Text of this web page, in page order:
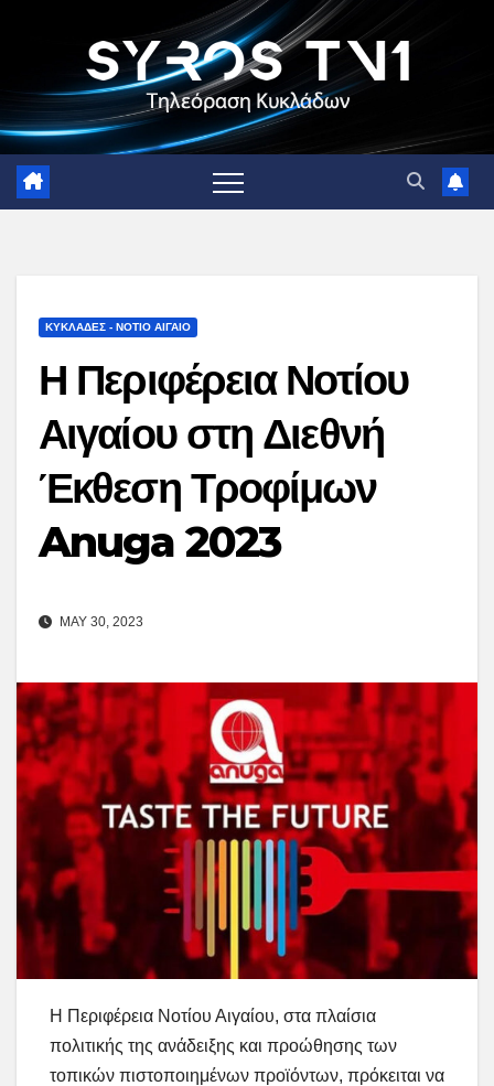
ΚΥΚΛΑΔΕΣ - ΝΟΤΙΟ ΑΙΓΑΙΟ
Η Περιφέρεια Νοτίου
Αιγαίου στη Διεθνή
Έκθεση Τροφίμων
Anuga 2023
MAY 30, 2023
Η Περιφέρεια Νοτίου Αιγαίου, στα πλαίσια
πολιτικής της ανάδειξης και προώθησης των
τοπικών πιστοποιημένων προϊόντων, πρόκειται να